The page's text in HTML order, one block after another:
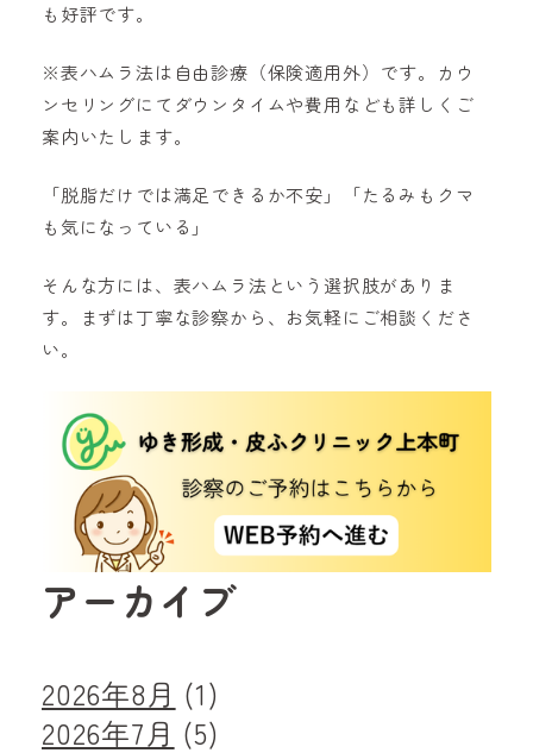
も好評です。
※表ハムラ法は自由診療（保険適用外）です。カウ
ンセリングにてダウンタイムや費用なども詳しくご
案内いたします。
「脱脂だけでは満足できるか不安」「たるみもクマ
も気になっている」
そんな方には、表ハムラ法という選択肢がありま
す。まずは丁寧な診察から、お気軽にご相談くださ
い。
アーカイブ
2026年8月 (1)
2026年7月 (5)